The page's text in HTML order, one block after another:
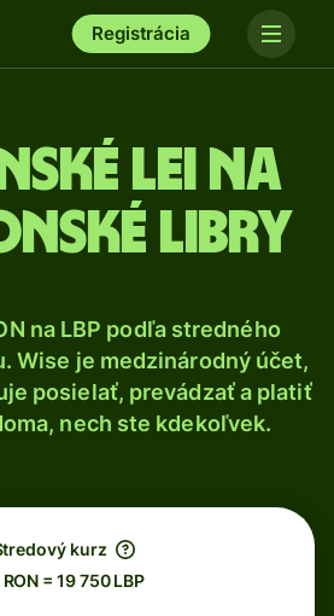
Registrácia
lei na
libry
na LBP podľa stredného
Wise je medzinárodný účet,
posielať, prevádzať a platiť
nech ste kdekoľvek.
kurz
RON = 19 750 LBP